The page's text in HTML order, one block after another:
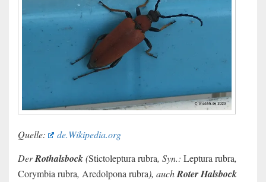
Quelle:
de.Wikipedia.org
DerRothalsbock(Stictoleptura rubra, Syn.: Leptura rubra,
Corymbia rubra, Aredolpona rubra), auchRoter Halsbock